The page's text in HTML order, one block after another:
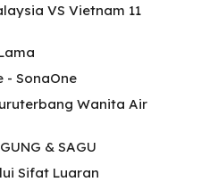
VS Vietnam 11
- SonaOne
Wanita Air
& SAGU
Sifat Luaran